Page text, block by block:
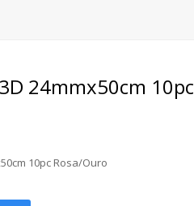
24mmx50cm 10pc
10pc Rosa/Ouro